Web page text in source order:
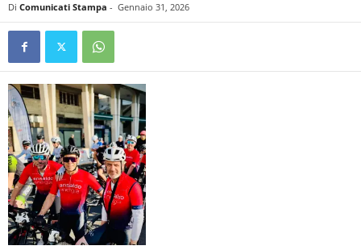
Di Comunicati Stampa - Gennaio 31, 2026